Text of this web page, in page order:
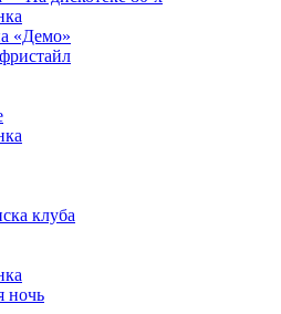
«Демо»
клуба
ночь